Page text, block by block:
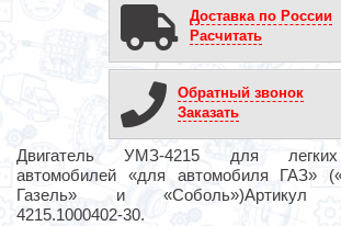
Доставка по России
Расчитать
Обратный звонок
Заказать
Двигатель УМЗ-4215 для легких
автомобилей «для автомобиля ГАЗ»
Газель» и «Соболь»)Артикул
4215.1000402-30.